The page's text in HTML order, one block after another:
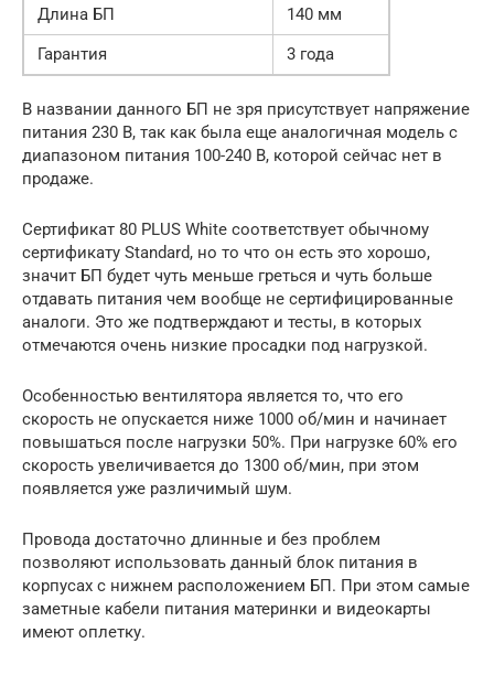
Длина БП
140 мм
Гарантия
3 года
В названии данного БП не зря присутствует напряжение
питания 230 В, так как была еще аналогичная модель с
диапазоном питания 100-240 В, которой сейчас нет в
продаже.
Сертификат 80 PLUS White соответствует обычному
сертификату Standard, но то что он есть это хорошо,
значит БП будет чуть меньше греться и чуть больше
отдавать питания чем вообще не сертифицированные
аналоги. Это же подтверждают и тесты, в которых
отмечаются очень низкие просадки под нагрузкой.
Особенностью вентилятора является то, что его
скорость не опускается ниже 1000 об/мин и начинает
повышаться после нагрузки 50%. При нагрузке 60% его
скорость увеличивается до 1300 об/мин, при этом
появляется уже различимый шум.
Провода достаточно длинные и без проблем
позволяют использовать данный блок питания в
корпусах с нижнем расположением БП. При этом самые
заметные кабели питания материнки и видеокарты
имеют оплетку.